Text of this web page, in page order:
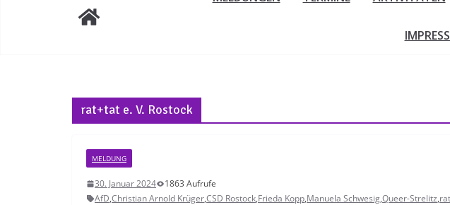
rat+tat e. V. Rostock
MELDUNG
30. Januar 2024
1863 Aufrufe
AfD,Christian Arnold Krüger,CSD Rostock,Frieda Kopp,Manuela Schwesig,Queer-Strelitz,